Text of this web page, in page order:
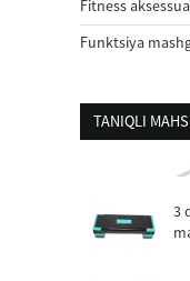
Fitness
Funktsiya
TANIQLI
3